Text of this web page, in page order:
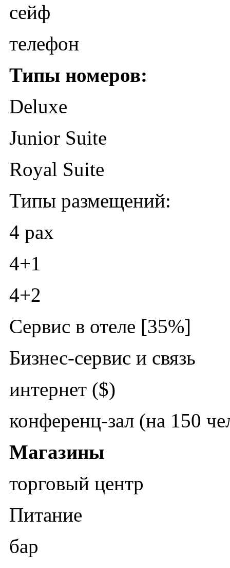
сейф
телефон
Типы номеров:
Deluxe
Junior Suite
Royal Suite
Типы размещений:
4 pax
4+1
4+2
Сервис в отеле [35%]
Бизнес-сервис и связь
интернет ($)
конференц-зал (на 150
Магазины
торговый центр
Питание
бар